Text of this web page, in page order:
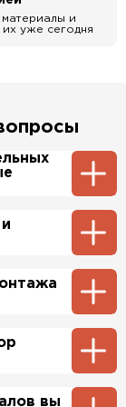
материалы и
их уже сегодня
2 дня.
нам
на
мы можем
и
вы